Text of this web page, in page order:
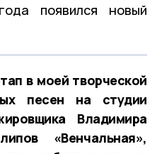
появился новый
в моей творческой
песен на студии
Владимира
«Венчальная»,